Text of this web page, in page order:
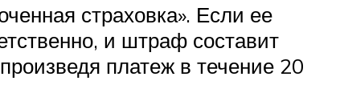
страховка». Если ее
и штраф составит
платеж в течение 20